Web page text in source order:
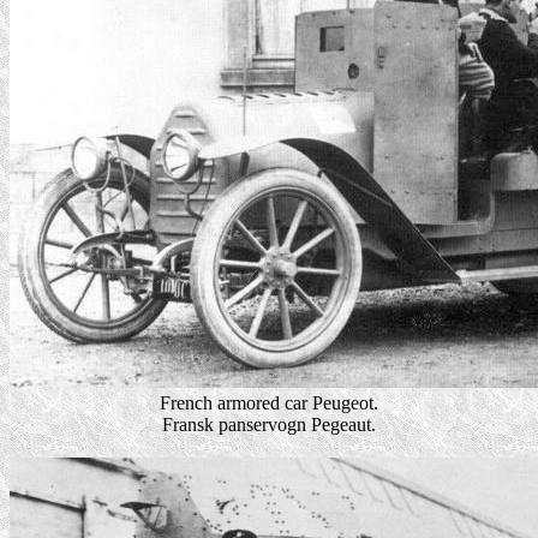
French armored car Peugeot.
Fransk panservogn Pegeaut.